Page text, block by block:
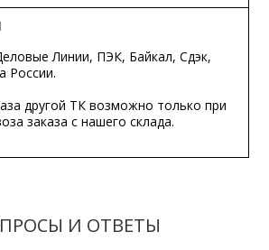
Линии, ПЭК, Байкал, Сдэк,
России.
другой ТК возможно только при
заказа с нашего склада.
И ОТВЕТЫ